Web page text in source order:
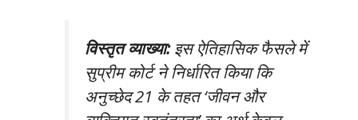
विस्तृत व्याख्या:इस ऐतिहासिक फैसले में
सुप्रीम कोर्ट ने निर्धारित किया कि
अनुच्छेद 21 के तहत ‘जीवन और